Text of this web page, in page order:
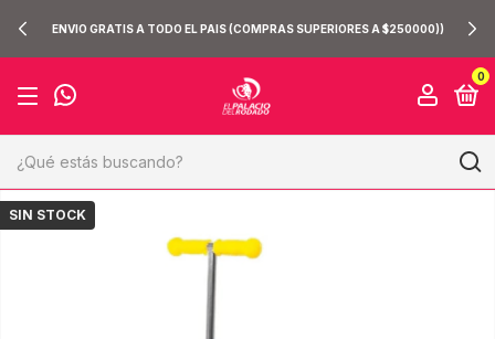
ENVIO GRATIS A TODO EL PAIS (COMPRAS SUPERIORES A $250000))
0
SIN STOCK